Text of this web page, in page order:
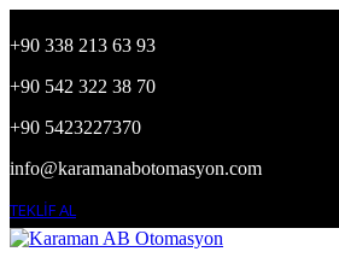
+90 338 213 63 93
+90 542 322 38 70
+90 5423227370
info@karamanabotomasyon.com
TEKLİF AL